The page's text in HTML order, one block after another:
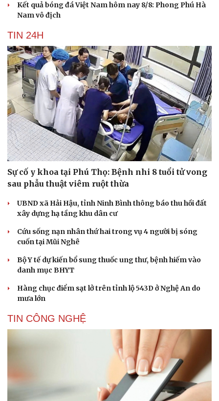
Kết quả bóng đá Việt Nam hôm nay 8/8: Phong Phú Hà
Nam vô địch
TIN 24H
Sự cố y khoa tại Phú Thọ: Bệnh nhi 8 tuổi tử vong
sau phẫu thuật viêm ruột thừa
UBND xã Hải Hậu, tỉnh Ninh Bình thông báo thu hồi đất
xây dựng hạ tầng khu dân cư
Cứu sống nạn nhân thứ hai trong vụ 4 người bị sóng
cuốn tại Mũi Nghê
Bộ Y tế dự kiến bổ sung thuốc ung thư, bệnh hiếm vào
danh mục BHYT
Hàng chục điểm sạt lở trên tỉnh lộ 543D ở Nghệ An do
mưa lớn
TIN CÔNG NGHỆ